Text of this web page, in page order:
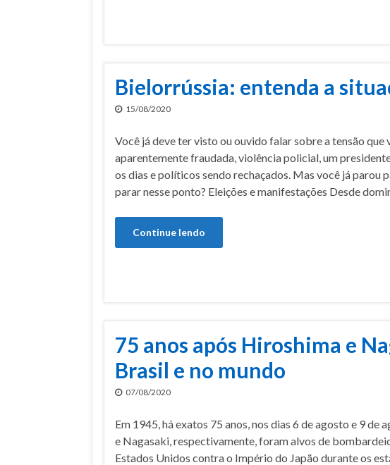
Bielorrússia: entenda a
15/08/2020
Você já deve ter visto ou ouvido falar sobre a tensão que
aparentemente fraudada, violência policial, um
os dias e políticos sendo rechaçados. Mas você já parou
parar nesse ponto? Eleições e manifestações Desde
Continue lendo
75 anos após Hiroshima e
Brasil e no mundo
07/08/2020
Em 1945, há exatos 75 anos, nos dias 6 de agosto e 9 de
e Nagasaki, respectivamente, foram alvos de
Estados Unidos contra o Império do Japão durante os